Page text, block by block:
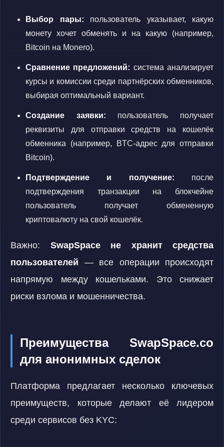
Выбор пары: пользователь указывает, какую
монету хочет обменять и на какую (например,
Bitcoin на Monero).
Сравнение предложений: система анализирует
курсы и комиссии среди партнёрских обменников,
выбирая оптимальный вариант.
Создание заявки: пользователь получает
реквизиты для отправки средств на кошелёк
обменника (например, BTC-адрес для отправки
Bitcoin).
Подтверждение и получение: после
подтверждения транзакции на блокчейне
пользователь получает обмененную
криптовалюту на свой кошелёк.
Важно: SwapSpace не хранит средства
пользователей — все операции происходят
напрямую между кошельками. Это снижает
риски взлома и мошенничества.
Преимущества SwapSpace.co
для анонимных сделок
Платформа предлагает несколько ключевых
преимуществ, которые делают её лидером
среди сервисов без KYC: